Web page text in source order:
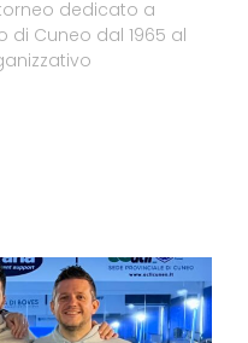
dedicato a
di Cuneo dal 1965 al